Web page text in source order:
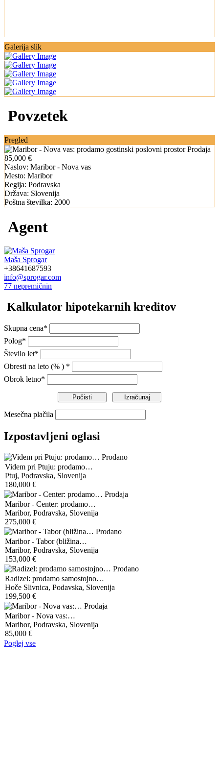
Galerija slik
Povzetek
Pregled
Prodaja
85,000 €
Naslov: Maribor - Nova vas
Mesto: Maribor
Regija: Podravska
Država: Slovenija
Poštna številka: 2000
Agent
Maša Sprogar
+38641687593
info@sprogar.com
77 nepremičnin
Kalkulator hipotekarnih kreditov
Skupna cena*
Polog*
Število let*
Obresti na leto (% ) *
Obrok letno*
Mesečna plačila
Izpostavljeni oglasi
Prodano
Videm pri Ptuju: prodamo…
Ptuj, Podravska, Slovenija
180,000 €
Prodaja
Maribor - Center: prodamo…
Maribor, Podravska, Slovenija
275,000 €
Prodano
Maribor - Tabor (bližina…
Maribor, Podravska, Slovenija
153,000 €
Prodano
Radizel: prodamo samostojno…
Hoče Slivnica, Podavska, Slovenija
199,500 €
Prodaja
Maribor - Nova vas:…
Maribor, Podravska, Slovenija
85,000 €
Poglej vse